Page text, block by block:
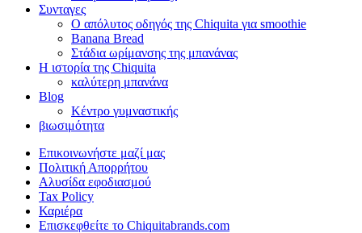
Συνταγες
Ο απόλυτος οδηγός της Chiquita για smoothie
Banana Bread
Στάδια ωρίμανσης της μπανάνας
Η ιστορία της Chiquita
καλύτερη μπανάνα
Blog
Κέντρο γυμναστικής
βιωσιμότητα
Επικοινωνήστε μαζί μας
Πολιτική Απορρήτου
Αλυσίδα εφοδιασμού
Tax Policy
Καριέρα
Επισκεφθείτε το Chiquitabrands.com